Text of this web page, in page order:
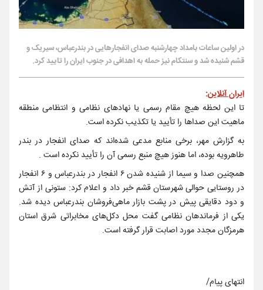
در اولین ساعات بامداد چهارشنبه صدای انفجارهایی در بندرعباس، سیریک و
قشم شنیده شد و سنتکام نیز حمله به اهدافی در جنوب ایران را تایید کرد.
ایران آنلاین:
تا این لحظه هیچ مقام رسمی یا نهادهای نظامی و انتظامی منطقه
ماهیت این صداها را تأیید یا تکذیب نکرده است.
به گزارش مهر، برخی منابع مدعی شده‌اند که صدای انفجار در بندر
طاهرویه بوده، اما هنوز هیچ منبع رسمی آن را تأیید نکرده است .
همچنین صدا و سیما از شنیده شدن ۶ انفجار در بندرعباس و ۶ انفجار
در روستایی حوالی شهرستان قشم خبر داد و اعلام کرد: ستونی از آتش
و دود دقایقی پیش در پشت بازار ماهی‌فروشان بندرعباس دیده شد.
یکی از فرماندهان نظامی گفت محل دکل‌های مخابراتی شرق استان
هرمزگان مجدد مورد اصابت قرار گرفته است.
انتهای پیام/